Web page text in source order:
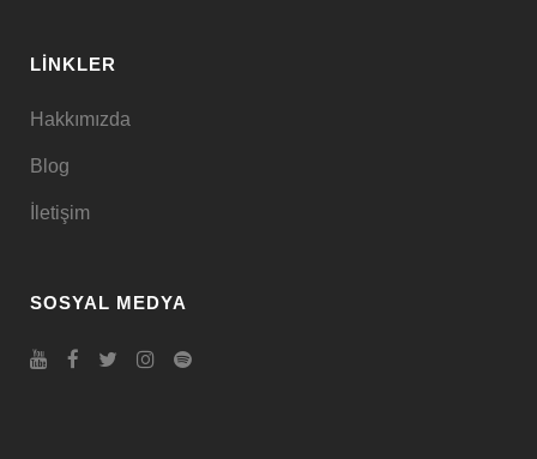
LINKLER
Hakkımızda
Blog
İletişim
SOSYAL MEDYA